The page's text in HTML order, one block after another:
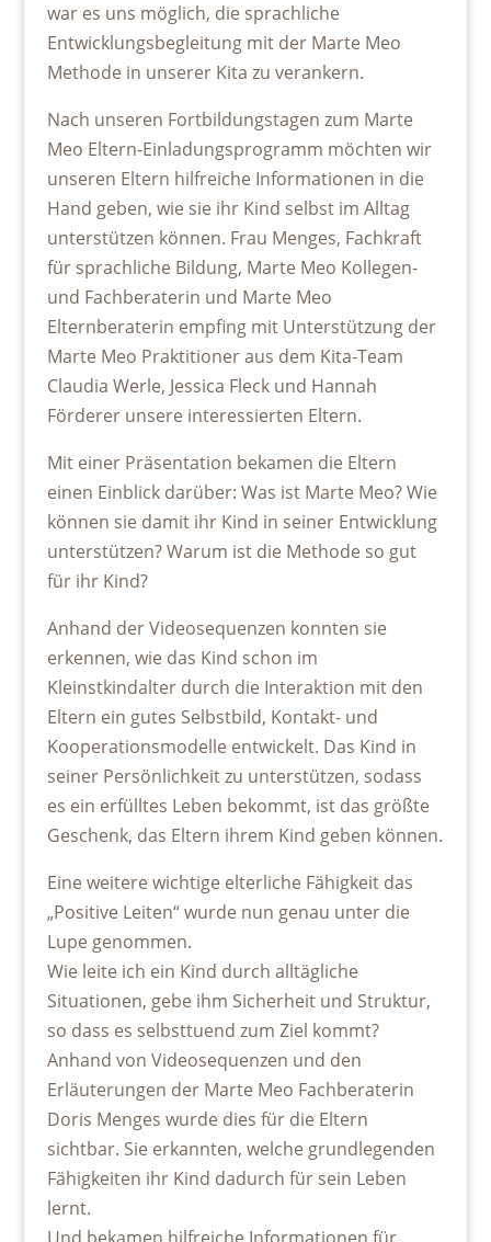
war es uns möglich, die sprachliche
Entwicklungsbegleitung mit der Marte Meo
Methode in unserer Kita zu verankern.
Nach unseren Fortbildungstagen zum Marte
Meo Eltern-Einladungsprogramm möchten wir
unseren Eltern hilfreiche Informationen in die
Hand geben, wie sie ihr Kind selbst im Alltag
unterstützen können. Frau Menges, Fachkraft
für sprachliche Bildung, Marte Meo Kollegen-
und Fachberaterin und Marte Meo
Elternberaterin empfing mit Unterstützung der
Marte Meo Praktitioner aus dem Kita-Team
Claudia Werle, Jessica Fleck und Hannah
Förderer unsere interessierten Eltern.
Mit einer Präsentation bekamen die Eltern
einen Einblick darüber: Was ist Marte Meo? Wie
können sie damit ihr Kind in seiner Entwicklung
unterstützen? Warum ist die Methode so gut
für ihr Kind?
Anhand der Videosequenzen konnten sie
erkennen, wie das Kind schon im
Kleinstkindalter durch die Interaktion mit den
Eltern ein gutes Selbstbild, Kontakt- und
Kooperationsmodelle entwickelt. Das Kind in
seiner Persönlichkeit zu unterstützen, sodass
es ein erfülltes Leben bekommt, ist das größte
Geschenk, das Eltern ihrem Kind geben können.
Eine weitere wichtige elterliche Fähigkeit das
„Positive Leiten“ wurde nun genau unter die
Lupe genommen.
Wie leite ich ein Kind durch alltägliche
Situationen, gebe ihm Sicherheit und Struktur,
so dass es selbsttuend zum Ziel kommt?
Anhand von Videosequenzen und den
Erläuterungen der Marte Meo Fachberaterin
Doris Menges wurde dies für die Eltern
sichtbar. Sie erkannten, welche grundlegenden
Fähigkeiten ihr Kind dadurch für sein Leben
lernt.